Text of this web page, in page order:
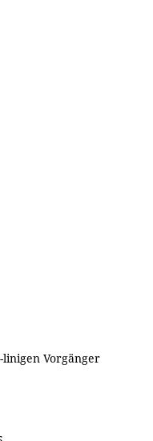
linigen Vorgänger